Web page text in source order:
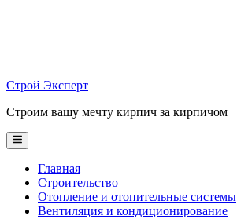
Строй Эксперт
Строим вашу мечту кирпич за кирпичом
Main
Menu
Главная
Строительство
Отопление и отопительные системы
Вентиляция и кондиционирование